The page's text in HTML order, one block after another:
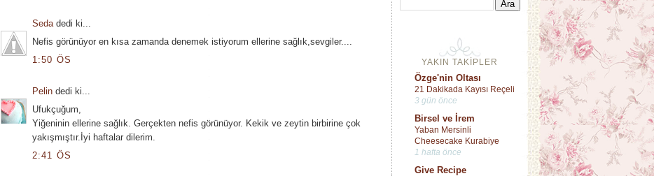
YAKIN TAKİPLER
Özge'nin Oltası
21 Dakikada Kayısı Reçeli
3 gün önce
Birsel ve İrem
Yaban Mersinli
Cheesecake Kurabiye
1 hafta önce
Give Recipe
Sedadedi ki...
Nefis görünüyor en kısa zamanda denemek istiyorum ellerine sağlık,sevgiler....
1:50 ÖS
Pelindedi ki...
Ufukçuğum,
Yiğeninin ellerine sağlık. Gerçekten nefis görünüyor. Kekik ve zeytin birbirine çok
yakışmıştır.İyi haftalar dilerim.
2:41 ÖS